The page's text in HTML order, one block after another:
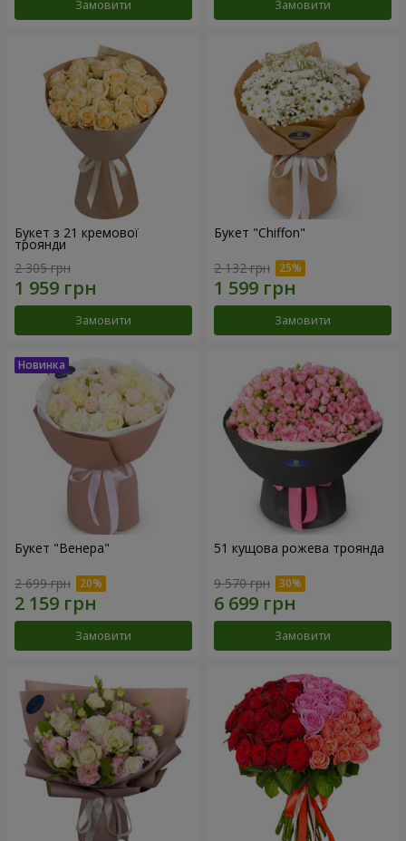
Замовити Замовити
Букет з 21 кремової
троянди
2 305 грн
Замовити
Букет "Chiffon"
2 132 грн
Замовити
Букет "Венера"
2 699 грн
Замовити
51 кущова рожева троянда
9 570 грн
Замовити